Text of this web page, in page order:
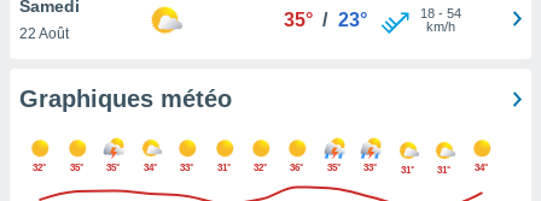
sur le
que
ne
Samedi
22 Août
35° / 23° 18- 54
km/h
Graphiques météo
32° 35° 35° 34° 33° 31° 32° 36° 35° 33° 31° 31° 34°